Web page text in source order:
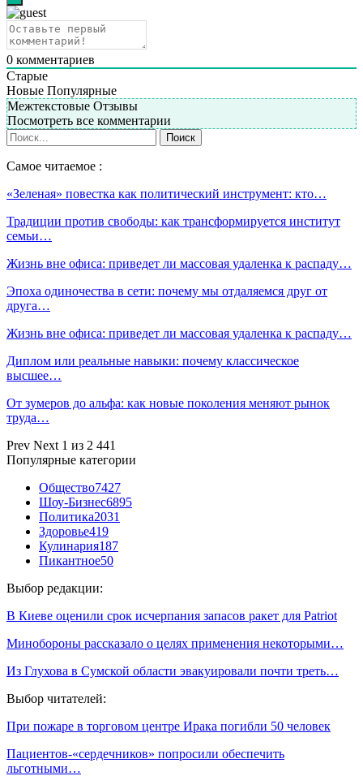
0 комментариев
Старые
Новые Популярные
Межтекстовые Отзывы
Посмотреть все комментарии
Самое читаемое :
«Зеленая» повестка как политический инструмент: кто…
Традиции против свободы: как трансформируется институт
семьи…
Жизнь вне офиса: приведет ли массовая удаленка к распаду…
Эпоха одиночества в сети: почему мы отдаляемся друг от
друга…
Жизнь вне офиса: приведет ли массовая удаленка к распаду…
Диплом или реальные навыки: почему классическое
высшее…
От зумеров до альфа: как новые поколения меняют рынок
труда…
Prev Next 1 из 2 441
Популярные категории
Общество7427
Шоу-Бизнес6895
Политика2031
Здоровье419
Кулинария187
Пикантное50
Выбор редакции:
В Киеве оценили срок исчерпания запасов ракет для Patriot
Минобороны рассказало о целях применения некоторыми…
Из Глухова в Сумской области эвакуировали почти треть…
Выбор читателей:
При пожаре в торговом центре Ирака погибли 50 человек
Пациентов-«сердечников» попросили обеспечить
льготными…